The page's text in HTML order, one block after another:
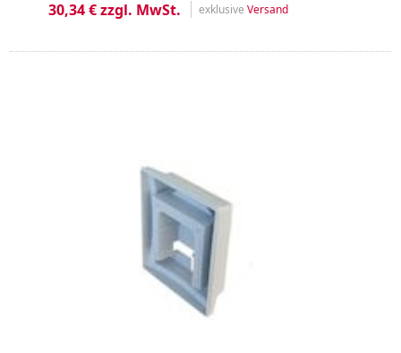
30,34 € zzgl. MwSt. exklusive Versand